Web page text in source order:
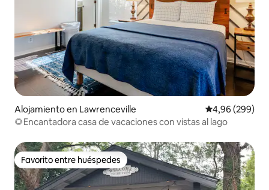
Alojamiento en Lawrenceville Calificación
4,96 (299)
🌻Encantadora casa de vacaciones con vistas al lago
Favorito entre huéspedes
Favorito entre huéspedes